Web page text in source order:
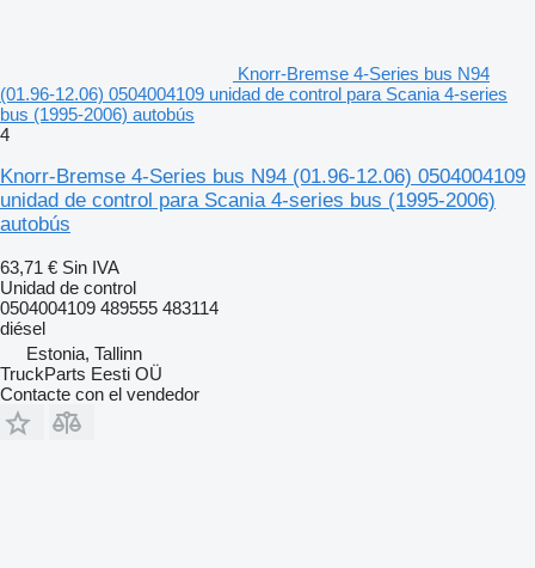
Knorr-Bremse 4-Series bus N94
(01.96-12.06) 0504004109 unidad de control para Scania 4-series
bus (1995-2006) autobús
4
Knorr-Bremse 4-Series bus N94 (01.96-12.06) 0504004109
unidad de control para Scania 4-series bus (1995-2006)
autobús
63,71 € Sin IVA
Unidad de control
0504004109 489555 483114
diésel
Estonia, Tallinn
TruckParts Eesti OÜ
Contacte con el vendedor